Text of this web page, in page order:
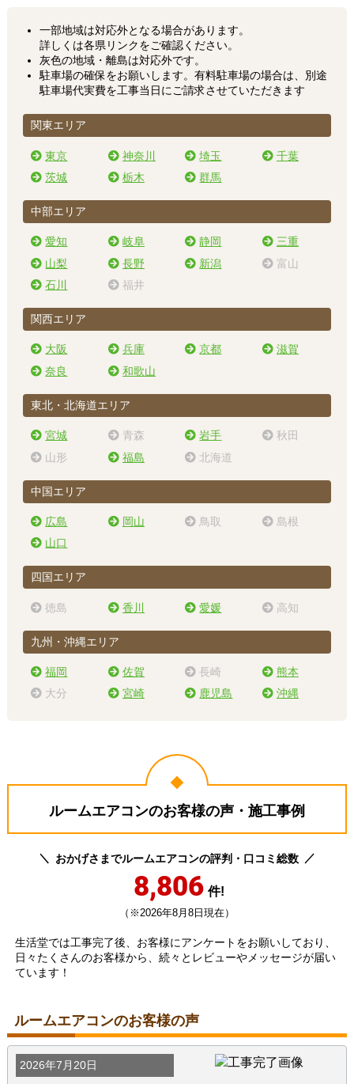
一部地域は対応外となる場合があります。
詳しくは各県リンクをご確認ください。
灰色の地域・離島は対応外です。
駐車場の確保をお願いします。有料駐車場の場合は、別途
駐車場代実費を工事当日にご請求させていただきます
関東エリア
東京 神奈川 埼玉
千葉
茨城
栃木 群馬
中部エリア
愛知 岐阜 静岡
三重
山梨
長野 新潟
富山
石川
福井
関西エリア
大阪 兵庫 京都
滋賀
奈良
和歌山
東北・北海道エリア
宮城 青森 岩手
秋田
山形
福島 北海道
中国エリア
広島 岡山 鳥取
島根
山口
四国エリア
徳島 香川 愛媛 高知
九州・沖縄エリア
福岡 佐賀 長崎
熊本
大分
宮崎 鹿児島 沖縄
ルームエアコンのお客様の声・施工事例
おかげさまでルームエアコンの評判・口コミ総数
8,806 件!
（※2026年8月8日現在）
生活堂では工事完了後、お客様にアンケートをお願いしており、
日々たくさんのお客様から、続々とレビューやメッセージが届い
ています！
ルームエアコンのお客様の声
2026年7月20日